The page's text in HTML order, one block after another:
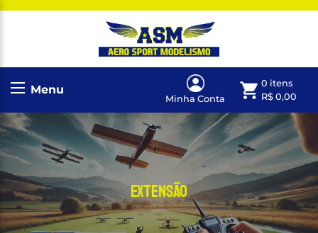
Menu
Minha Conta
0 itens
R$ 0,00
Extensão